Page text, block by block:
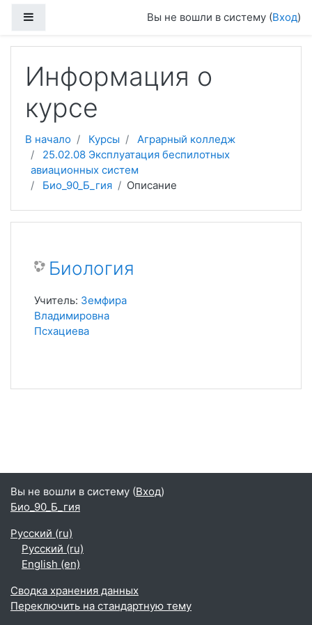
Вы не вошли в систему (Вход)
Информация о
курсе
В начало Курсы
Аграрный колледж
25.02.08 Эксплуатация беспилотных
авиационных систем
Био_90_Б_гия
Описание
Биология
Учитель: Земфира
Владимировна
Псхациева
Вы не вошли в систему (Вход)
Био_90_Б_гия
Русский ‎(ru)‎
Русский ‎(ru)‎
English ‎(en)‎
Сводка хранения данных
Переключить на стандартную тему